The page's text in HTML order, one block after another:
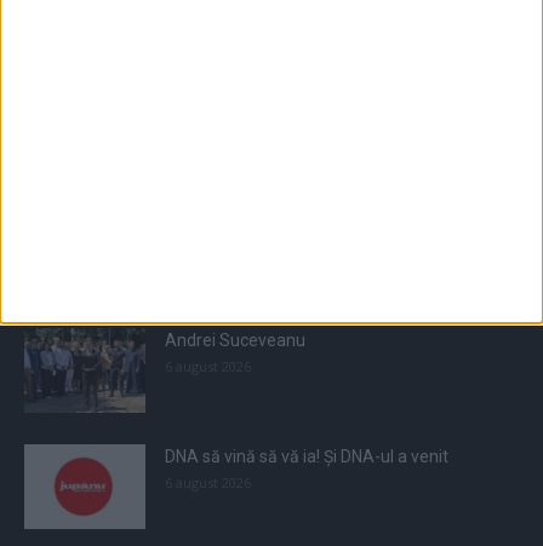
Andrei Suceveanu
DNA să vină să vă ia! Și DNA-ul a venit